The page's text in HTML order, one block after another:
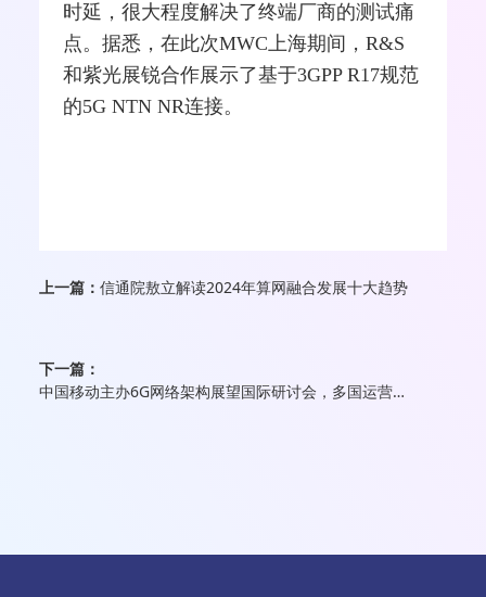
时延，很大程度解决了终端厂商的测试痛
点。据悉，在此次MWC上海期间，R&S
和紫光展锐合作展示了基于3GPP R17规范
的5G NTN NR连接。
上一篇： 信通院敖立解读2024年算网融合发展十大趋势
下一篇：
中国移动主办6G网络架构展望国际研讨会，多国运营商共促全球6G架构合作